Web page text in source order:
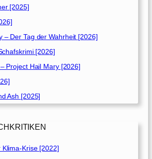
[2025]
– Der Tag der Wahrheit [2026]
[2026]
Project Hail Mary [2026]
Ash [2025]
Krise [2022]